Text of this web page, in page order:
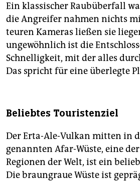
Dies erklärte das Auswärtige Amt
"Der Aufenthalt der beiden
weiter unbekannt", sagte ein
Berichte, dass sie inzwischen in
zuvor der Sprecher des
Außenministeriums, Dina Mufti, in
gegenüber AFP gesagt.
Ein klassischer Raubüberfall
die Angreifer nahmen nichts
teuren Kameras ließen sie
ungewöhnlich ist die
Schnelligkeit, mit der alles
Das spricht für eine überlegte
Beliebtes Touristenziel
Der Erta-Ale-Vulkan mitten in
genannten Afar-Wüste, eine
Regionen der Welt, ist ein
Die braungraue Wüste ist